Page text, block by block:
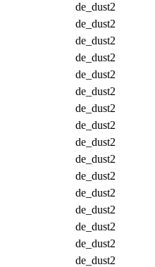
de_dust2
de_dust2
de_dust2
de_dust2
de_dust2
de_dust2
de_dust2
de_dust2
de_dust2
de_dust2
de_dust2
de_dust2
de_dust2
de_dust2
de_dust2
de_dust2